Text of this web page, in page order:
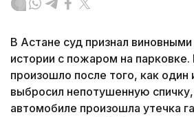
В Астане суд признал
истории с пожаром на парковке.
произошло после того, как один
выбросил непотушенную
автомобиле произошла утечка